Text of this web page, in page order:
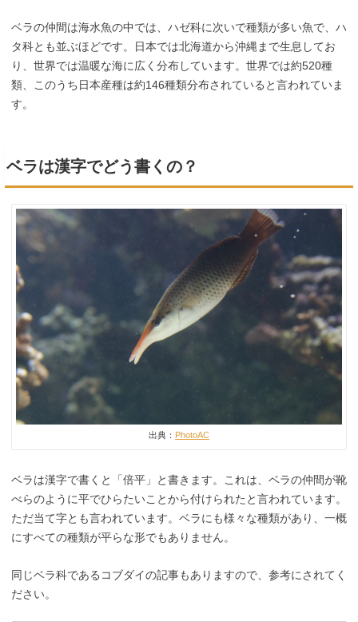
ベラの仲間は海水魚の中では、ハゼ科に次いで種類が多い魚で、ハ
タ科とも並ぶほどです。日本では北海道から沖縄まで生息してお
り、世界では温暖な海に広く分布しています。世界では約520種
類、このうち日本産種は約146種類分布されていると言われていま
す。
ベラは漢字でどう書くの？
出典： PhotoAC
ベラは漢字で書くと「倍平」と書きます。これは、ベラの仲間が靴
べらのように平でひらたいことから付けられたと言われています。
ただ当て字とも言われています。ベラにも様々な種類があり、一概
にすべての種類が平らな形でもありません。
同じベラ科であるコブダイの記事もありますので、参考にされてく
ださい。